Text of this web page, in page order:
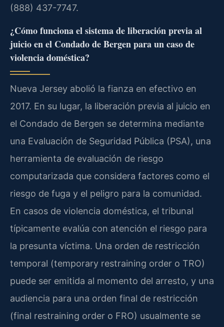
(888) 437-7747.
¿Cómo funciona el sistema de liberación previa al
juicio en el Condado de Bergen para un caso de
violencia doméstica?
Nueva Jersey abolió la fianza en efectivo en
2017. En su lugar, la liberación previa al juicio en
el Condado de Bergen se determina mediante
una Evaluación de Seguridad Pública (PSA), una
herramienta de evaluación de riesgo
computarizada que considera factores como el
riesgo de fuga y el peligro para la comunidad.
En casos de violencia doméstica, el tribunal
típicamente evalúa con atención el riesgo para
la presunta víctima. Una orden de restricción
temporal (temporary restraining order o TRO)
puede ser emitida al momento del arresto, y una
audiencia para una orden final de restricción
(final restraining order o FRO) usualmente se